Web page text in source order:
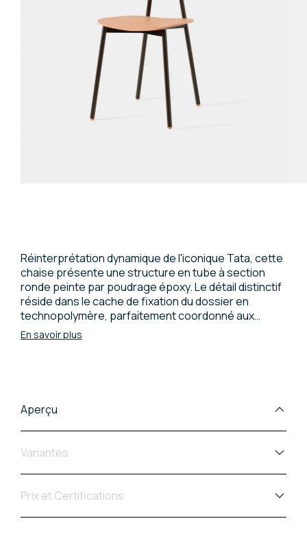
Réinterprétation dynamique de l'iconique Tata, cette
chaise présente une structure en tube à section
ronde peinte par poudrage époxy. Le détail distinctif
réside dans le cache de fixation du dossier en
technopolymère, parfaitement coordonné aux
patins. L'assise et le dossier en polypropylène
renforcé de fibres de verre garantissent légèreté et
que bars et pubs.
En savoir plus
Aperçu
Variantes
Prix et Certifications